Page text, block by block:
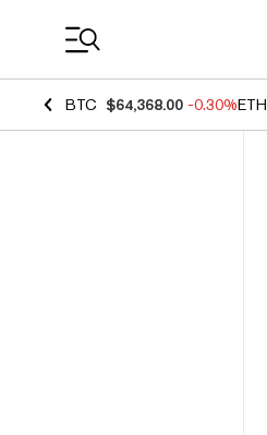
BTC $64,368.00 -0.30%ETH